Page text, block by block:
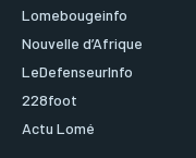
Lomebougeinfo
Nouvelle d’Afrique
LeDefenseurInfo
228foot
Actu Lomé